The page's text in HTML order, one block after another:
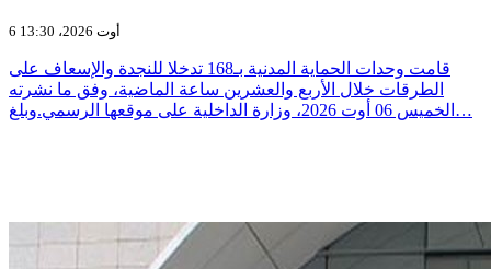
6 أوت 2026، 13:30
قامت وحدات الحماية المدنية بـ168 تدخلا للنجدة والإسعاف على
الطرقات خلال الأربع والعشرين ساعة الماضية، وفق ما نشرته
الخميس 06 أوت 2026، وزارة الداخلية على موقعها الرسمي.وبلغ…